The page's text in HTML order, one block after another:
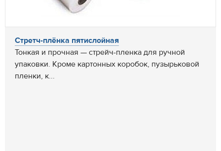
Стретч-плёнка пятислойная
Тонкая и прочная — стрейч-пленка для ручной
упаковки. Кроме картонных коробок, пузырьковой
пленки, к...